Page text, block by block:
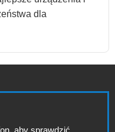
dla